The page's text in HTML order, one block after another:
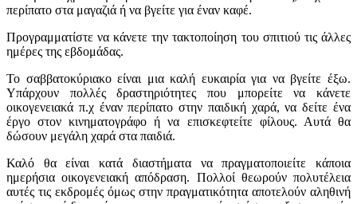
περίπατο στα μαγαζιά ή να βγείτε για έναν καφέ.
Προγραμματίστε να κάνετε την τακτοποίηση του σπιτιού τις άλλες
ημέρες της εβδομάδας.
Το σαββατοκύριακο είναι μια καλή ευκαιρία για να βγείτε έξω.
Υπάρχουν πολλές δραστηριότητες που μπορείτε να κάνετε
οικογενειακά π.χ έναν περίπατο στην παιδική χαρά, να δείτε ένα
έργο στον κινηματογράφο ή να επισκεφτείτε φίλους. Αυτά θα
δώσουν μεγάλη χαρά στα παιδιά.
Καλό θα είναι κατά διαστήματα να πραγματοποιείτε κάποια
ημερήσια οικογενειακή απόδραση. Πολλοί θεωρούν πολυτέλεια
αυτές τις εκδρομές όμως στην πραγματικότητα αποτελούν αληθινή